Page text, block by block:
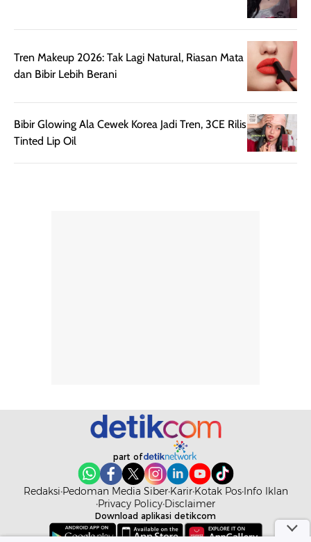
Tren Makeup 2026: Tak Lagi Natural, Riasan Mata
dan Bibir Lebih Berani
Bibir Glowing Ala Cewek Korea Jadi Tren, 3CE Rilis
Tinted Lip Oil
part of
RedaksiPedoman Media SiberKarirKotak PosInfo Iklan
Privacy Policy Disclaimer
Download aplikasi detikcom